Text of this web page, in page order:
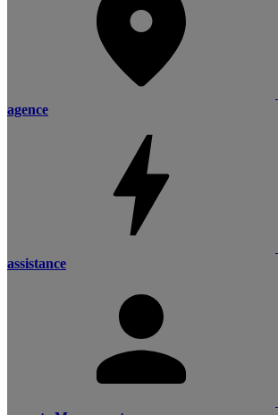
agence
assistance